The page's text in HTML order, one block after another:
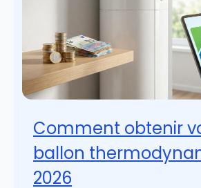
Comment obtenir
ballon
2026